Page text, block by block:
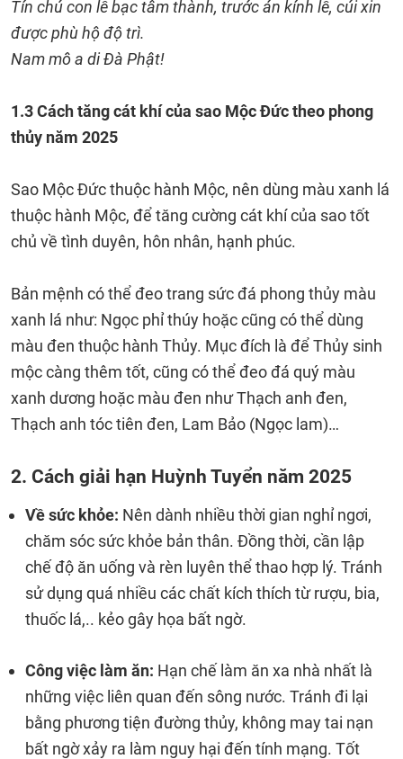
Tín chú con lễ bạc tâm thành, trước án kính lễ, cúi xin
được phù hộ độ trì.
Nam mô a di Đà Phật!
1.3 Cách tăng cát khí của sao Mộc Đức theo phong
thủy năm 2025
Sao Mộc Đức thuộc hành Mộc, nên dùng màu xanh lá
thuộc hành Mộc, để tăng cường cát khí của sao tốt
chủ về tình duyên, hôn nhân, hạnh phúc.
Bản mệnh có thể đeo trang sức đá phong thủy màu
xanh lá như: Ngọc phỉ thúy hoặc cũng có thể dùng
màu đen thuộc hành Thủy. Mục đích là để Thủy sinh
mộc càng thêm tốt, cũng có thể đeo đá quý màu
xanh dương hoặc màu đen như Thạch anh đen,
Thạch anh tóc tiên đen, Lam Bảo (Ngọc lam)…
2. Cách giải hạn Huỳnh Tuyển năm 2025
Về sức khỏe: Nên dành nhiều thời gian nghỉ ngơi,
chăm sóc sức khỏe bản thân. Đồng thời, cần lập
chế độ ăn uống và rèn luyên thể thao hợp lý. Tránh
sử dụng quá nhiều các chất kích thích từ rượu, bia,
thuốc lá,.. kẻo gây họa bất ngờ.
Công việc làm ăn: Hạn chế làm ăn xa nhà nhất là
những việc liên quan đến sông nước. Tránh đi lại
bằng phương tiện đường thủy, không may tai nạn
bất ngờ xảy ra làm nguy hại đến tính mạng. Tốt